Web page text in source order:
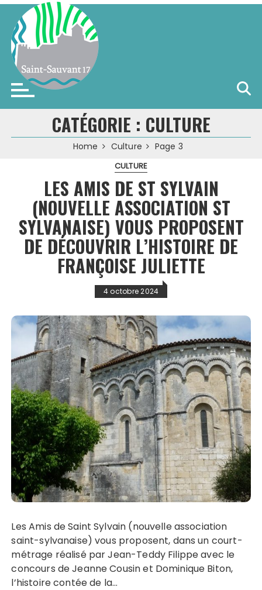
Skip
content
Saint-Sauvant (17)
CATÉGORIE : CULTURE
Home Culture Page 3
CULTURE
LES AMIS DE ST SYLVAIN
(NOUVELLE ASSOCIATION ST
SYLVANAISE) VOUS PROPOSENT
DE DÉCOUVRIR L’HISTOIRE DE
FRANÇOISE JULIETTE
4 octobre 2024
Les Amis de Saint Sylvain (nouvelle association
saint-sylvanaise) vous proposent, dans un court-
métrage réalisé par Jean-Teddy Filippe avec le
concours de Jeanne Cousin et Dominique Biton,
l’histoire contée de la…